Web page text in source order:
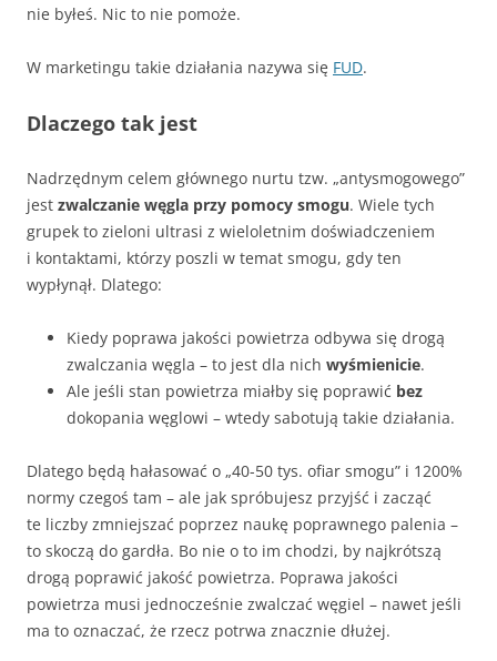
nie byłeś. Nic to nie pomoże.
W marketingu takie działania nazywa się FUD.
Dlaczego tak jest
Nadrzędnym celem głównego nurtu tzw. „antysmogowego”
jest zwalczanie węgla przy pomocy smogu. Wiele tych
grupek to zieloni ultrasi z wieloletnim doświadczeniem
i kontaktami, którzy poszli w temat smogu, gdy ten
wypłynął. Dlatego:
Kiedy poprawa jakości powietrza odbywa się drogą
zwalczania węgla – to jest dla nich wyśmienicie.
Ale jeśli stan powietrza miałby się poprawić bez
dokopania węglowi – wtedy sabotują takie działania.
Dlatego będą hałasować o „40-50 tys. ofiar smogu” i 1200%
normy czegoś tam – ale jak spróbujesz przyjść i zacząć
te liczby zmniejszać poprzez naukę poprawnego palenia –
to skoczą do gardła. Bo nie o to im chodzi, by najkrótszą
drogą poprawić jakość powietrza. Poprawa jakości
powietrza musi jednocześnie zwalczać węgiel – nawet jeśli
ma to oznaczać, że rzecz potrwa znacznie dłużej.